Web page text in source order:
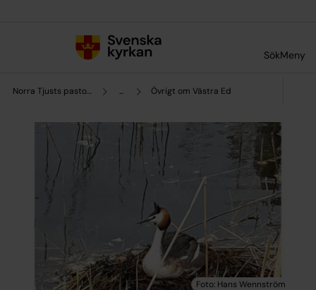
SökMeny
Norra Tjusts pastorat ... Övrigt om Västra Ed